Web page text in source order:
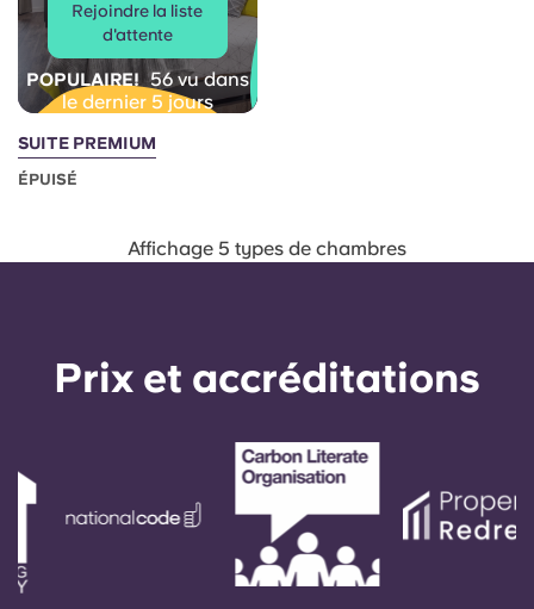
POPULAIRE! 56 vu dans
le dernier 5 jours
Rejoindre la liste
d'attente
SUITE PREMIUM
ÉPUISÉ
Affichage 5 types de chambres
Prix ​​et accréditations